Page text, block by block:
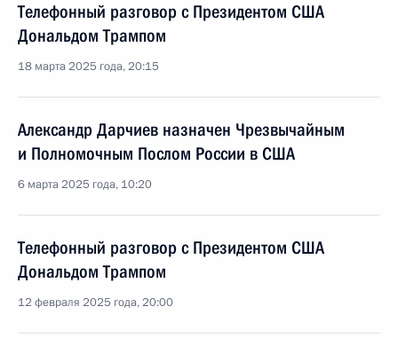
Телефонный разговор с Президентом США
Дональдом Трампом
18 марта 2025 года, 20:15
Александр Дарчиев назначен Чрезвычайным
и Полномочным Послом России в США
6 марта 2025 года, 10:20
Телефонный разговор с Президентом США
Дональдом Трампом
12 февраля 2025 года, 20:00